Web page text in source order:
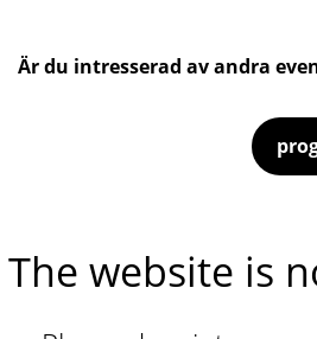
Är du intresserad av andra
The website is